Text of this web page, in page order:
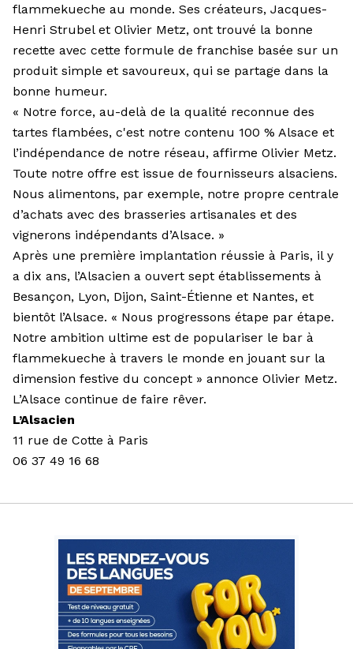
flammekueche au monde. Ses créateurs, Jacques-
Henri Strubel et Olivier Metz, ont trouvé la bonne
recette avec cette formule de franchise basée sur un
produit simple et savoureux, qui se partage dans la
bonne humeur.
« Notre force, au-delà de la qualité reconnue des
tartes flambées, c'est notre contenu 100 % Alsace et
l’indépendance de notre réseau, affirme Olivier Metz.
Toute notre offre est issue de fournisseurs alsaciens.
Nous alimentons, par exemple, notre propre centrale
d’achats avec des brasseries artisanales et des
vignerons indépendants d’Alsace. »
Après une première implantation réussie à Paris, il y
a dix ans, l’Alsacien a ouvert sept établissements à
Besançon, Lyon, Dijon, Saint-Étienne et Nantes, et
bientôt l’Alsace. « Nous progressons étape par étape.
Notre ambition ultime est de populariser le bar à
flammekueche à travers le monde en jouant sur la
dimension festive du concept » annonce Olivier Metz.
L’Alsace continue de faire rêver.
L’Alsacien
11 rue de Cotte à Paris
06 37 49 16 68